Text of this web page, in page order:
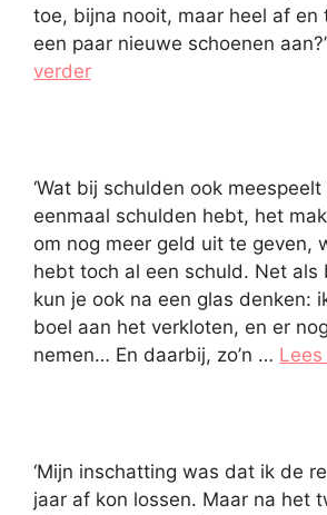
toe, bijna nooit, maar heel af en
een paar nieuwe schoenen
verder
‘Wat bij schulden ook
eenmaal schulden hebt, het
om nog meer geld uit te geven,
hebt toch al een schuld. Net als
kun je ook na een glas denken:
boel aan het verkloten, en er
nemen… En daarbij, zo’n …
‘Mijn inschatting was dat ik de
jaar af kon lossen. Maar na het